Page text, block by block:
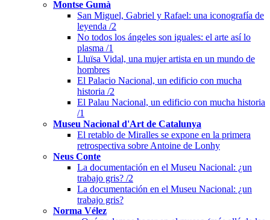
Montse Gumà
San Miguel, Gabriel y Rafael: una iconografía de
leyenda /2
No todos los ángeles son iguales: el arte así lo
plasma /1
Lluïsa Vidal, una mujer artista en un mundo de
hombres
El Palacio Nacional, un edificio con mucha
historia /2
El Palau Nacional, un edificio con mucha historia
/1
Museu Nacional d'Art de Catalunya
El retablo de Miralles se expone en la primera
retrospectiva sobre Antoine de Lonhy
Neus Conte
La documentación en el Museu Nacional: ¿un
trabajo gris? /2
La documentación en el Museu Nacional: ¿un
trabajo gris?
Norma Vélez